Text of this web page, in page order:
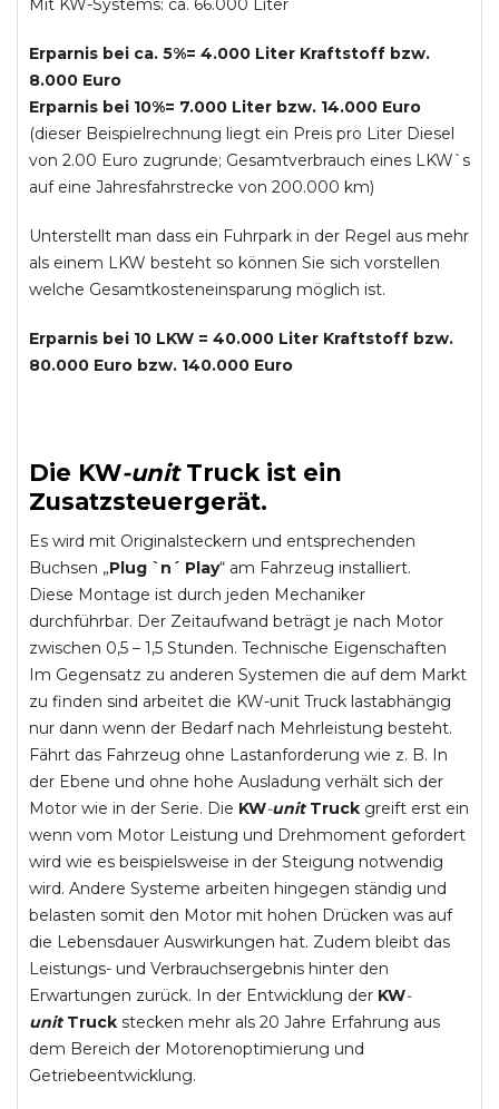
Mit KW-Systems: ca. 66.000 Liter
Erparnis bei ca. 5%= 4.000 Liter Kraftstoff bzw.
8.000 Euro
Erparnis bei 10%= 7.000 Liter bzw. 14.000 Euro
(dieser Beispielrechnung liegt ein Preis pro Liter Diesel
von 2.00 Euro zugrunde; Gesamtverbrauch eines LKW`s
auf eine Jahresfahrstrecke von 200.000 km)
Unterstellt man dass ein Fuhrpark in der Regel aus mehr
als einem LKW besteht so können Sie sich vorstellen
welche Gesamtkosteneinsparung möglich ist.
Erparnis bei 10 LKW = 40.000 Liter Kraftstoff bzw.
80.000 Euro bzw. 140.000 Euro
Die KW-unit Truckist ein
Zusatzsteuergerät.
Es wird mit Originalsteckern und entsprechenden
Buchsen „Plug `n´ Play“ am Fahrzeug installiert.
Diese Montage ist durch jeden Mechaniker
durchführbar. Der Zeitaufwand beträgt je nach Motor
zwischen 0,5 – 1,5 Stunden. Technische Eigenschaften
Im Gegensatz zu anderen Systemen die auf dem Markt
zu finden sind arbeitet die KW-unit Truck lastabhängig
nur dann wenn der Bedarf nach Mehrleistung besteht.
Fährt das Fahrzeug ohne Lastanforderung wie z. B. In
der Ebene und ohne hohe Ausladung verhält sich der
Motor wie in der Serie. Die KW-unit Truck greift erst ein
wenn vom Motor Leistung und Drehmoment gefordert
wird wie es beispielsweise in der Steigung notwendig
wird. Andere Systeme arbeiten hingegen ständig und
belasten somit den Motor mit hohen Drücken was auf
die Lebensdauer Auswirkungen hat. Zudem bleibt das
Leistungs- und Verbrauchsergebnis hinter den
Erwartungen zurück. In der Entwicklung der KW-
unit Truck stecken mehr als 20 Jahre Erfahrung aus
dem Bereich der Motorenoptimierung und
Getriebeentwicklung.